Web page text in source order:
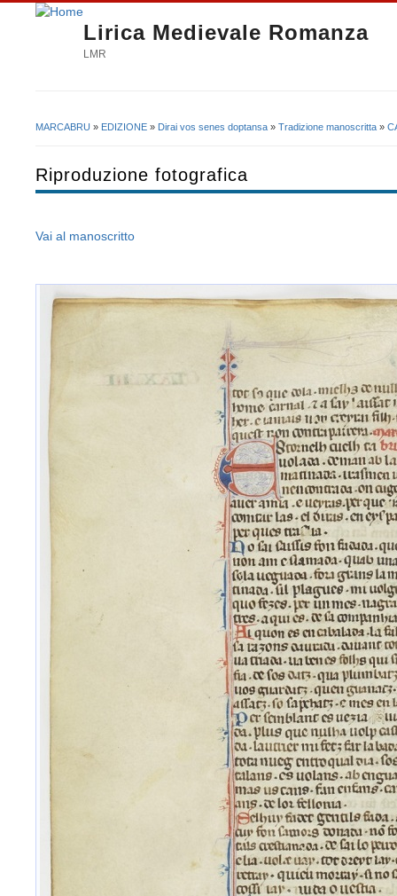
Lirica Medievale Romanza
LMR
MARCABRU » EDIZIONE » Dirai vos senes doptansa » Tradizione manoscritta »
Riproduzione fotografica
Vai al manoscritto